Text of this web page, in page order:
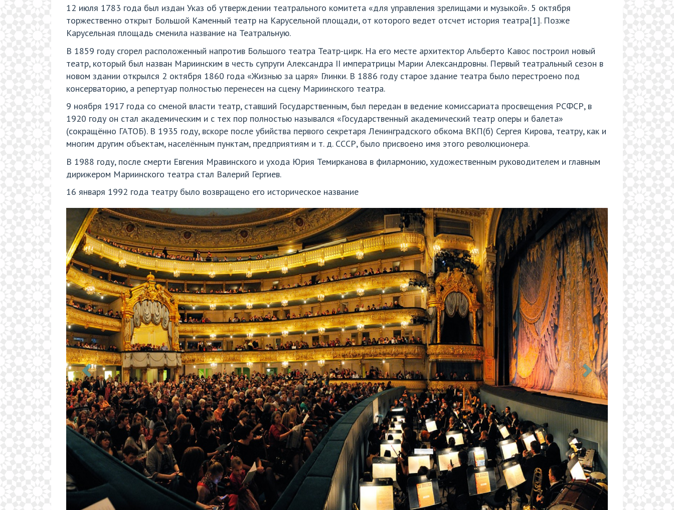
12 июля 1783 года был издан Указ об утверждении театрального комитета «для управления зрелищами и музыкой». 5 октября
торжественно открыт Большой Каменный театр на Карусельной площади, от которого ведет отсчет история театра[1]. Позже
Карусельная площадь сменила название на Театральную.
В 1859 году сгорел расположенный напротив Большого театра Театр-цирк. На его месте архитектор Альберто Кавос построил новый
театр, который был назван Мариинским в честь супруги Александра II императрицы Марии Александровны. Первый театральный сезон в
новом здании открылся 2 октября 1860 года «Жизнью за царя» Глинки. В 1886 году старое здание театра было перестроено под
консерваторию, а репертуар полностью перенесен на сцену Мариинского театра.
9 ноября 1917 года со сменой власти театр, ставший Государственным, был передан в ведение комиссариата просвещения РСФСР, в
1920 году он стал академическим и с тех пор полностью назывался «Государственный академический театр оперы и балета»
(сокращённо ГАТОБ). В 1935 году, вскоре после убийства первого секретаря Ленинградского обкома ВКП(б) Сергея Кирова, театру, как и
многим другим объектам, населённым пунктам, предприятиям и т. д. СССР, было присвоено имя этого революционера.
В 1988 году, после смерти Евгения Мравинского и ухода Юрия Темирканова в филармонию, художественным руководителем и главным
дирижером Мариинского театра стал Валерий Гергиев.
16 января 1992 года театру было возвращено его историческое название